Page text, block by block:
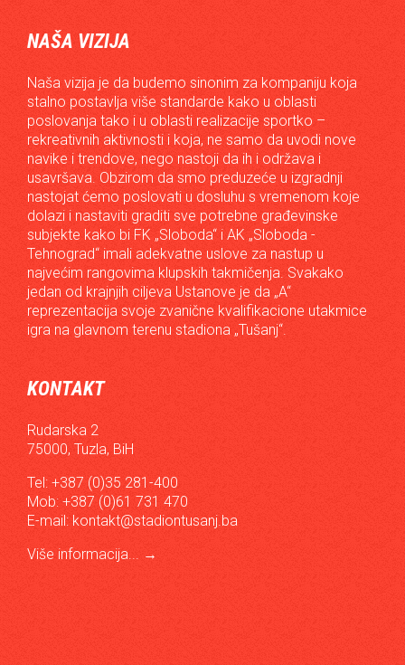
NAŠA VIZIJA
Naša vizija je da budemo sinonim za kompaniju koja
stalno postavlja više standarde kako u oblasti
poslovanja tako i u oblasti realizacije sportko –
rekreativnih aktivnosti i koja, ne samo da uvodi nove
navike i trendove, nego nastoji da ih i održava i
usavršava. Obzirom da smo preduzeće u izgradnji
nastojat ćemo poslovati u dosluhu s vremenom koje
dolazi i nastaviti graditi sve potrebne građevinske
subjekte kako bi FK „Sloboda“ i AK „Sloboda -
Tehnograd“ imali adekvatne uslove za nastup u
najvećim rangovima klupskih takmičenja. Svakako
jedan od krajnjih ciljeva Ustanove je da „A“
reprezentacija svoje zvanične kvalifikacione utakmice
igra na glavnom terenu stadiona „Tušanj“.
KONTAKT
Rudarska 2
75000, Tuzla, BiH
Tel: +387 (0)35 281-400
Mob: +387 (0)61 731 470
E-mail: kontakt@stadiontusanj.ba
Više informacija... →